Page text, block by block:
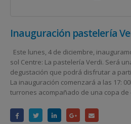
Inauguración pastelería
Este lunes, 4 de diciembre,
sol Centre: La pastelería Verdi. Será
degustación que podrá disfrutar a
La inauguración comenzará a las 17:
turrones acompañado de una copa de